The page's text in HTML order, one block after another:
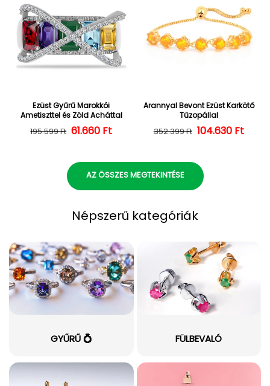
Ezüst Gyűrű Marokkói
Ametiszttel és Zöld Acháttal
Normál ár
195.599 Ft Kedvezményes ár
61.660 Ft
Arannyal Bevont Ezüst Karkötő
Tűzopállal
Normál ár
352.399 Ft 104.630 Ft
AZ ÖSSZES MEGTEKINTÉSE
Népszerű kategóriák
GYŰRŰ 💍 FÜLBEVALÓ